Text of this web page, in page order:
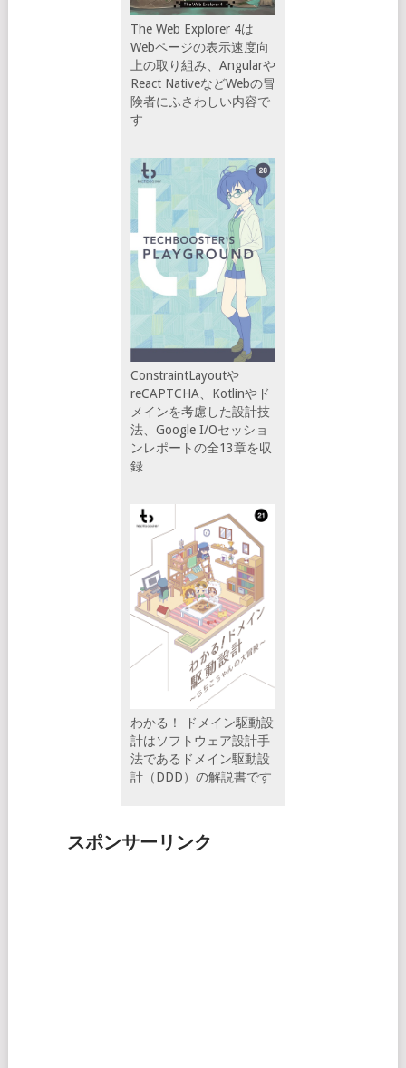
The Web Explorer 4は
Webページの表示速度向
上の取り組み、Angularや
React NativeなどWebの冒
険者にふさわしい内容で
す
ConstraintLayoutや
reCAPTCHA、Kotlinやド
メインを考慮した設計技
法、Google I/Oセッショ
ンレポートの全13章を収
録
わかる！ ドメイン駆動設
計はソフトウェア設計手
法であるドメイン駆動設
計（DDD）の解説書です
スポンサーリンク